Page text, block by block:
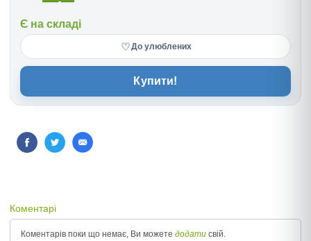
Є на складі
♡До улюблених
Купити!
Коментарі
Коментарів поки що немає, Ви можете додати свій.